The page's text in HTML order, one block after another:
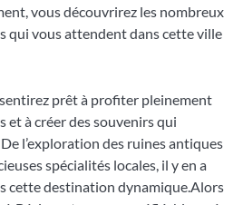
vous découvrirez les nombreux
qui vous attendent dans cette ville
sentirez prêt à profiter pleinement
et à créer des souvenirs qui
l’exploration des ruines antiques
spécialités locales, il y en a
cette destination dynamique.Alors